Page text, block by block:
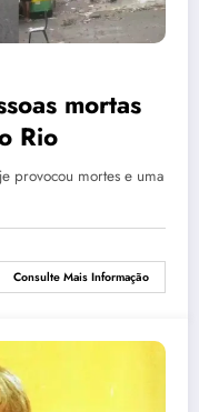
mortas
Rio
provocou mortes e uma
Consulte Mais Informação